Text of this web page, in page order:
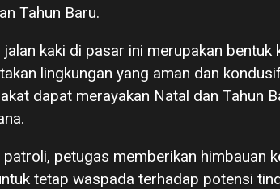
Tahun Baru.
jalan kaki di pasar ini merupakan
lingkungan yang aman dan
dapat merayakan Natal dan Tahun
patroli, petugas memberikan himbauan
tetap waspada terhadap potensi